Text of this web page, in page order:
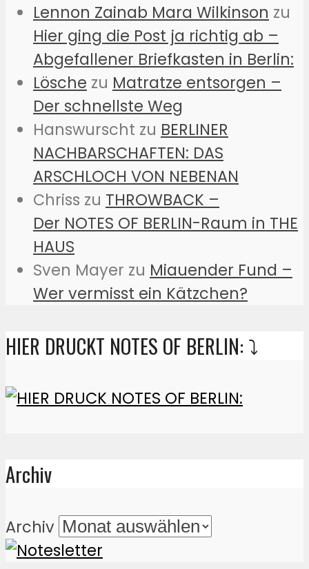
Lennon Zainab Mara Wilkinson zu
Hier ging die Post ja richtig ab –
Abgefallener Briefkasten in Berlin:
Lösche zu Matratze entsorgen –
Der schnellste Weg
Hanswurscht zu BERLINER
NACHBARSCHAFTEN: DAS
ARSCHLOCH VON NEBENAN
Chriss zu THROWBACK –
Der NOTES OF BERLIN-Raum in THE
HAUS
Sven Mayer zu Miauender Fund –
Wer vermisst ein Kätzchen?
HIER DRUCKT NOTES OF BERLIN: ⤵️
Archiv
Archiv